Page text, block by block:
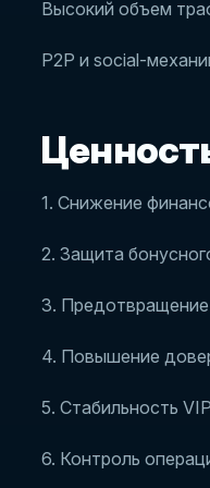
Высокий объем
P2P и social-
1. Снижение
2. Защита
3.
4. Повышение
5. Стабильность
6. Контроль